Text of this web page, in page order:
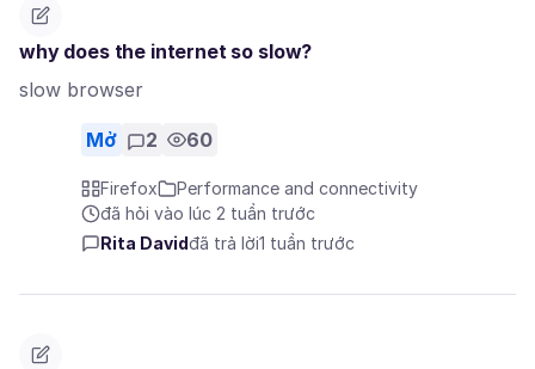
why does the internet so slow?
slow browser
Mở 2 60
Firefox
Performance and connectivity
đã hỏi vào lúc 2 tuần trước
Rita Davidđã trả lời1 tuần trước